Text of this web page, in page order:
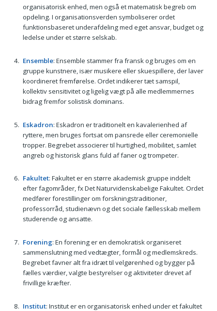
organisatorisk enhed, men også et matematisk begreb om
opdeling. I organisationsverden symboliserer ordet
funktionsbaseret underafdeling med eget ansvar, budget og
ledelse under et større selskab.
Ensemble: Ensemble stammer fra fransk og bruges om en
gruppe kunstnere, især musikere eller skuespillere, der laver
koordineret fremførelse. Ordet indikerer tæt samspil,
kollektiv sensitivitet og ligelig vægt på alle medlemmernes
bidrag fremfor solistisk dominans.
Eskadron: Eskadron er traditionelt en kavalerienhed af
ryttere, men bruges fortsat om pansrede eller ceremonielle
tropper. Begrebet associerer til hurtighed, mobilitet, samlet
angreb og historisk glans fuld af faner og trompeter.
Fakultet: Fakultet er en større akademisk gruppe inddelt
efter fagområder, fx Det Naturvidenskabelige Fakultet. Ordet
medfører forestillinger om forskningstraditioner,
professorråd, studienævn og det sociale fællesskab mellem
studerende og ansatte.
Forening: En forening er en demokratisk organiseret
sammenslutning med vedtægter, formål og medlemskreds.
Begrebet favner alt fra idræt til velgørenhed og bygger på
fælles værdier, valgte bestyrelser og aktiviteter drevet af
frivillige kræfter.
Institut: Institut er en organisatorisk enhed under et fakultet